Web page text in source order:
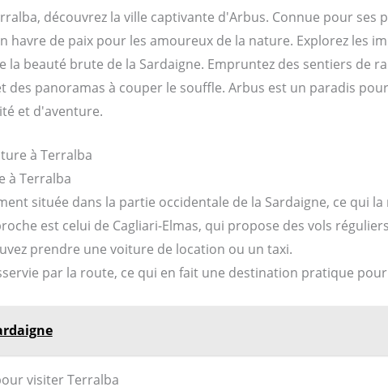
découvrez la ville captivante d'Arbus. Connue pour ses
havre de paix pour les amoureux de la nature. Explorez les
la beauté brute de la Sardaigne. Empruntez des sentiers de
des panoramas à couper le souffle. Arbus est un paradis
et d'aventure.
à Terralba
à Terralba
située dans la partie occidentale de la Sardaigne, ce qui
est celui de Cagliari-Elmas, qui propose des vols
prendre une voiture de location ou un taxi.
par la route, ce qui en fait une destination pratique
visiter Terralba